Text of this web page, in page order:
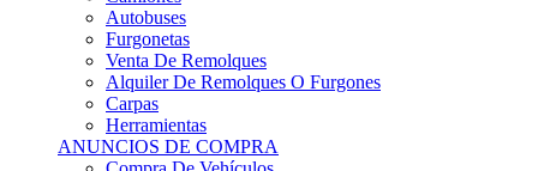
Furgonetas
Venta De Remolques
Alquiler De Remolques O Furgones
Carpas
Herramientas
ANUNCIOS DE COMPRA
Compra De Vehículos
Compra De Herramientas